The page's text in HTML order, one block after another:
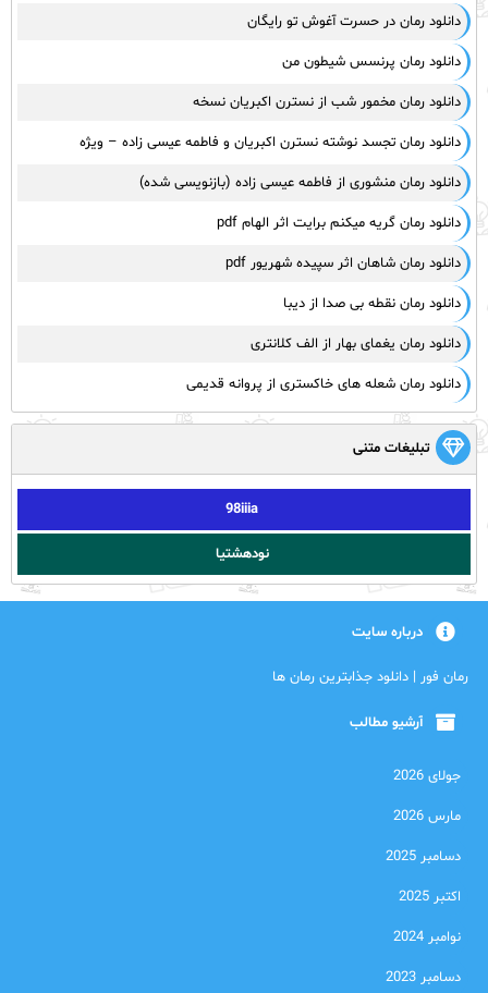
دانلود رمان در حسرت آغوش تو رایگان
دانلود رمان پرنسس شیطون من
دانلود رمان مخمور شب از نسترن اکبریان نسخه
دانلود رمان تجسد نوشته نسترن اکبریان و فاطمه عیسی زاده – ویژه
دانلود رمان منشوری از فاطمه عیسی زاده (بازنویسی شده)
دانلود رمان گریه میکنم برایت اثر الهام pdf
دانلود رمان شاهان اثر سپیده شهریور pdf
دانلود رمان نقطه بی صدا از دیبا
دانلود رمان یغمای بهار از الف کلانتری
دانلود رمان شعله های خاکستری از پروانه قدیمی
تبلیغات متنی
98iiia
نودهشتیا
درباره سایت
رمان فور | دانلود جذابترین رمان ها
آرشیو مطالب
جولای 2026
مارس 2026
دسامبر 2025
اکتبر 2025
نوامبر 2024
دسامبر 2023